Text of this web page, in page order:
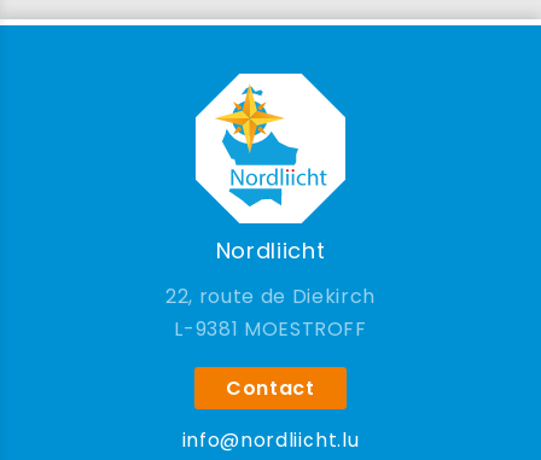
Nordliicht
22, route de Diekirch
9381 MOESTROFF
Contact
info@nordliicht.lu